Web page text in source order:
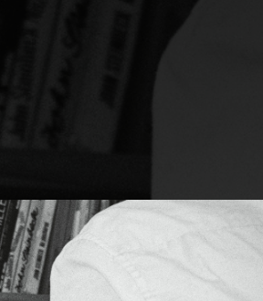
You're all set!
Manuál pro uklízečky